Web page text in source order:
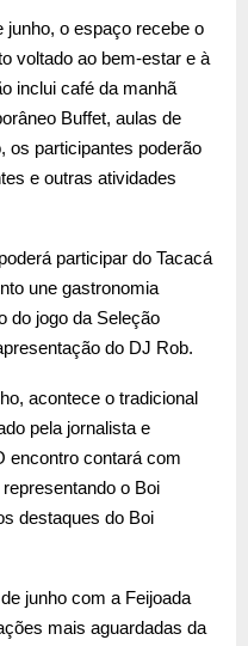
junho, o espaço recebe o
voltado ao bem-estar e à
inclui café da manhã
Buffet, aulas de
os participantes poderão
e outras atividades
participar do Tacacá
une gastronomia
do jogo da Seleção
do DJ Rob.
acontece o tradicional
pela jornalista e
encontro contará com
o Boi
destaques do Boi
junho com a Feijoada
mais aguardadas da